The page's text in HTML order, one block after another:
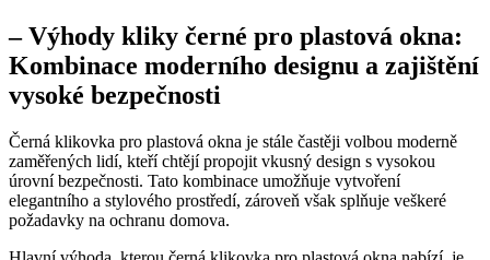
– Výhody kliky černé pro plastová okna:
Kombinace moderního designu a zajištění
vysoké bezpečnosti
Černá⁢ klikovka pro plastová okna je stále častěji volbou moderně
zaměřených lidí, kteří chtějí propojit vkusný design s vysokou
úrovní bezpečnosti. Tato kombinace umožňuje vytvoření
elegantního a stylového prostředí, zároveň však splňuje veškeré
požadavky na‌ ochranu domova.